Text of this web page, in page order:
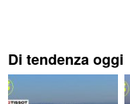
Di tendenza oggi